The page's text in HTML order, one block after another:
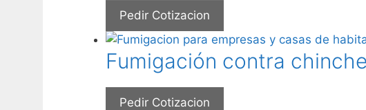
Pedir Cotizacion
Fumigación contra
Pedir Cotizacion